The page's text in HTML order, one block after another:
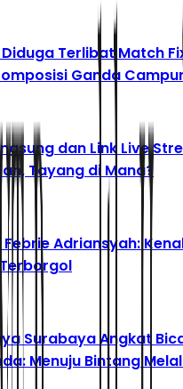
Terlibat Match
Ganda
dan Link Live
Tayang di Mana?
Adriansyah:
Surabaya Angkat
Menuju Bintang